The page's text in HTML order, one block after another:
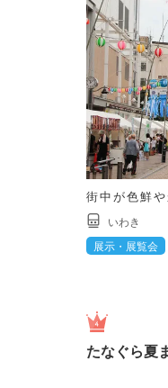
街中が色鮮
いわき
展示・展覧会
たなぐら夏